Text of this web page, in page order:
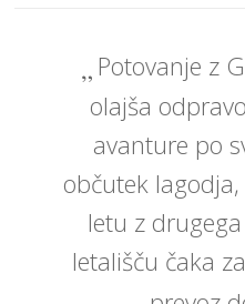
Potovanje z
olajša
avanture po
občutek
letu z
letališču čaka